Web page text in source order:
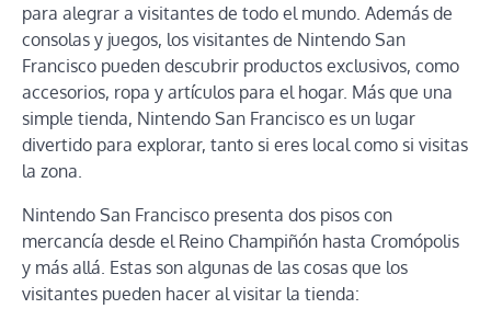
para alegrar a visitantes de todo el mundo. Además de
consolas y juegos, los visitantes de Nintendo San
Francisco pueden descubrir productos exclusivos, como
accesorios, ropa y artículos para el hogar. Más que una
simple tienda, Nintendo San Francisco es un lugar
divertido para explorar, tanto si eres local como si visitas
la zona.
Nintendo San Francisco presenta dos pisos con
mercancía desde el Reino Champiñón hasta Cromópolis
y más allá. Estas son algunas de las cosas que los
visitantes pueden hacer al visitar la tienda: